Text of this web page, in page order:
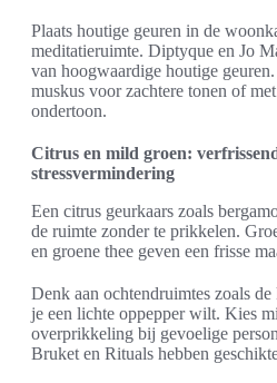
Plaats houtige geuren in de
meditatieruimte. Diptyque en Jo
van hoogwaardige houtige
muskus voor zachtere tonen of
ondertoon.
Citrus en mild groen:
stressvermindering
Een citrus geurkaars zoals
de ruimte zonder te prikkelen.
en groene thee geven een frisse
Denk aan ochtendruimtes zoals
je een lichte oppepper wilt. Kies
overprikkeling bij gevoelige
Bruket en Rituals hebben